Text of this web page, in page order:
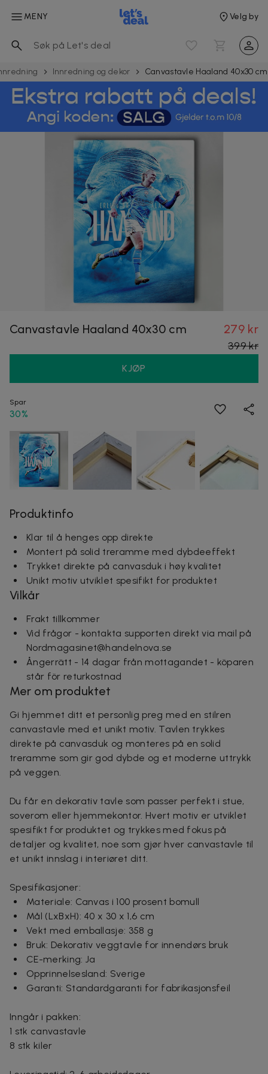
MENY Velg by
Innredning og dekor Canvastavle Haaland 40x30 cm
Canvastavle Haaland 40x30 cm 279 kr
399 kr
KJØP
Spar
30%
Produktinfo
Klar til å henges opp direkte
Montert på solid treramme med dybdeeffekt
Trykket direkte på canvasduk i høy kvalitet
Unikt motiv utviklet spesifikt for produktet
Vilkår
Frakt tillkommer
Vid frågor - kontakta supporten direkt via mail på
Nordmagasinet@handelnova.se
Ångerrätt - 14 dagar från mottagandet - köparen
står för returkostnad
Mer om produktet
Gi hjemmet ditt et personlig preg med en stilren
canvastavle med et unikt motiv. Tavlen trykkes
direkte på canvasduk og monteres på en solid
treramme som gir god dybde og et moderne uttrykk
på veggen.
Du får en dekorativ tavle som passer perfekt i stue,
soverom eller hjemmekontor. Hvert motiv er utviklet
spesifikt for produktet og trykkes med fokus på
detaljer og kvalitet, noe som gjør hver canvastavle til
et unikt innslag i interiøret ditt.
Spesifikasjoner:
Materiale: Canvas i 100 prosent bomull
Mål (LxBxH): 40 x 30 x 1,6 cm
Vekt med emballasje: 358 g
Bruk: Dekorativ veggtavle for innendørs bruk
CE-merking: Ja
Opprinnelsesland: Sverige
Garanti: Standardgaranti for fabrikasjonsfeil
Inngår i pakken:
1 stk canvastavle
8 stk kiler